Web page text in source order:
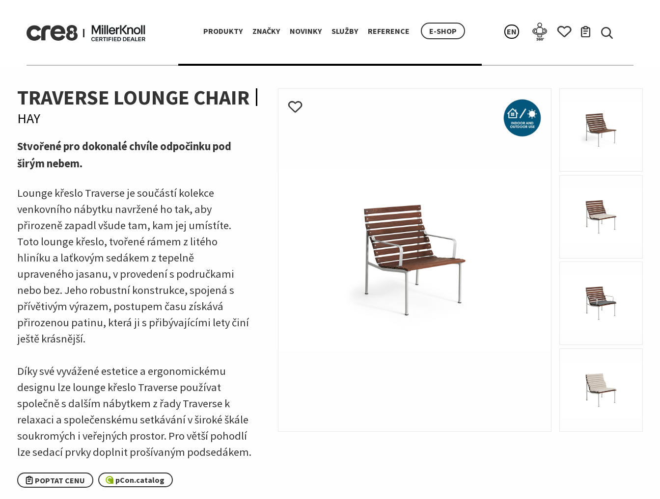
PRODUKTY ZNAČKY NOVINKY SLUŽBY REFERENCE E-SHOP EN
TRAVERSE LOUNGE CHAIR
HAY
Stvořené pro dokonalé chvíle odpočinku pod
širým nebem.
Lounge křeslo Traverse je součástí kolekce
venkovního nábytku navržené ho tak, aby
přirozeně zapadl všude tam, kam jej umístíte.
Toto lounge křeslo, tvořené rámem z litého
hliníku a laťkovým sedákem z tepelně
upraveného jasanu, v provedení s područkami
nebo bez. Jeho robustní konstrukce, spojená s
přívětivým výrazem, postupem času získává
přirozenou patinu, která ji s přibývajícími lety činí
ještě krásnější.
Díky své vyvážené estetice a ergonomickému
designu lze lounge křeslo Traverse používat
společně s dalším nábytkem z řady Traverse k
relaxaci a společenskému setkávání v široké škále
soukromých i veřejných prostor. Pro větší pohodlí
lze sedací prvky doplnit prošívaným podsedákem.
POPTAT CENU pCon.catalog